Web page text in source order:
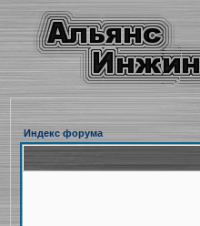
Индекс форума